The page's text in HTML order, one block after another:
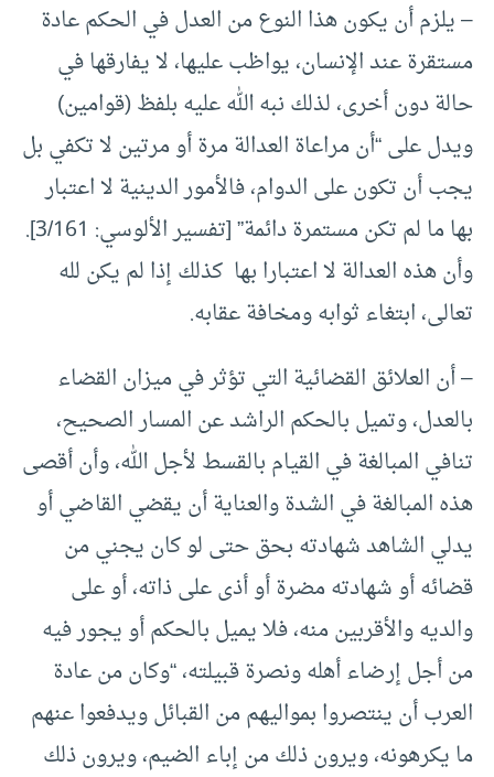
– يلزم أن يكون هذا النوع من العدل في الحكم عادة
مستقرة عند الإنسان، يواظب عليها، لا يفارقها في
حالة دون أخرى، لذلك نبه الله عليه بلفظ (قوامين)
ويدل على “أن مراعاة العدالة مرة أو مرتين لا تكفي بل
يجب أن تكون على الدوام، فالأمور الدينية لا اعتبار
بها ما لم تكن مستمرة دائمة” [تفسير الألوسي: 3/161].
وأن هذه العدالة لا اعتبارا بها كذلك إذا لم يكن لله
تعالى، ابتغاء ثوابه ومخافة عقابه.
– أن العلائق القضائية التي تؤثر في ميزان القضاء
بالعدل، وتميل بالحكم الراشد عن المسار الصحيح،
تنافي المبالغة في القيام بالقسط لأجل الله، وأن أقصى
هذه المبالغة في الشدة والعناية أن يقضي القاضي أو
يدلي الشاهد شهادته بحق حتى لو كان يجني من
قضائه أو شهادته مضرة أو أذى على ذاته، أو على
والديه والأقربين منه، فلا يميل بالحكم أو يجور فيه
من أجل إرضاء أهله ونصرة قبيلته، “وكان من عادة
العرب أن ينتصروا بمواليهم من القبائل ويدفعوا عنهم
ما يكرهونه، ويرون ذلك من إباء الضيم، ويرون ذلك